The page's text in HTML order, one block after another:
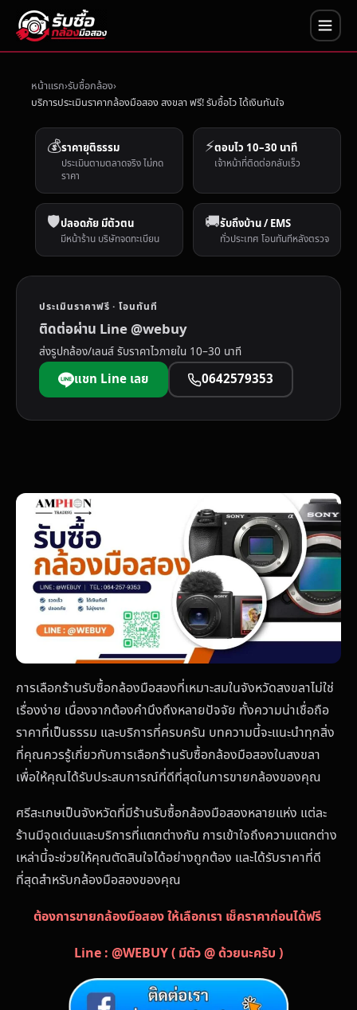
หน้าแรก รับซื้อกล้อง
บริการประเมินราคากล้องมือสอง สงขลา ฟรี! รับซื้อไว ได้เงินทันใจ
💰ราคายุติธรรม
ประเมินตามตลาดจริง ไม่กด
ราคา
⚡ตอบไว 10–30 นาที
เจ้าหน้าที่ติดต่อกลับเร็ว
🛡️ปลอดภัย มีตัวตน
มีหน้าร้าน บริษัทจดทะเบียน
🚚รับถึงบ้าน / EMS
ทั่วประเทศ โอนทันทีหลังตรวจ
ประเมินราคาฟรี · โอนทันที
ติดต่อผ่าน Line @webuy
ส่งรูปกล้อง/เลนส์ รับราคาไวภายใน 10–30 นาที
แชท Line เลย 0642579353
การเลือกร้านรับซื้อกล้องมือสองที่เหมาะสมในจังหวัดสงขลาไม่ใช่
เรื่องง่าย เนื่องจากต้องคำนึงถึงหลายปัจจัย ทั้งความน่าเชื่อถือ
ราคาที่เป็นธรรม และบริการที่ครบครัน บทความนี้จะแนะนำทุกสิ่ง
ที่คุณควรรู้เกี่ยวกับการเลือกร้านรับซื้อกล้องมือสองในสงขลา
เพื่อให้คุณได้รับประสบการณ์ที่ดีที่สุดในการขายกล้องของคุณ
ศรีสะเกษเป็นจังหวัดที่มีร้านรับซื้อกล้องมือสองหลายแห่ง แต่ละ
ร้านมีจุดเด่นและบริการที่แตกต่างกัน การเข้าใจถึงความแตกต่าง
เหล่านี้จะช่วยให้คุณตัดสินใจได้อย่างถูกต้อง และได้รับราคาที่ดี
ที่สุดสำหรับกล้องมือสองของคุณ
ต้องการขายกล้องมือสอง ให้เลือกเรา เช็คราคาก่อนได้ฟรี
Line : @WEBUY ( มีตัว @ ด้วยนะครับ )